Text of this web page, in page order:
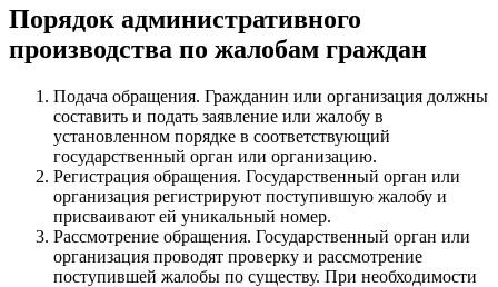
Порядок административного
производства по жалобам граждан
Подача обращения. Гражданин или организация должны
составить и подать заявление или жалобу в
установленном порядке в соответствующий
государственный орган или организацию.
Регистрация обращения. Государственный орган или
организация регистрируют поступившую жалобу и
присваивают ей уникальный номер.
Рассмотрение обращения. Государственный орган или
организация проводят проверку и рассмотрение
поступившей жалобы по существу. При необходимости